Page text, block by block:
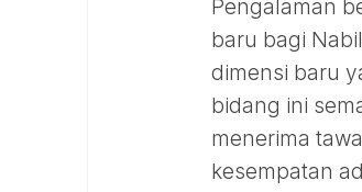
Pengalaman
baru bagi
dimensi baru
bidang ini
menerima
kesempatan